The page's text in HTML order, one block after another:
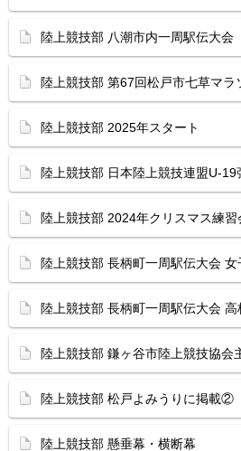
陸上競技部 八潮市内一周駅伝大会
陸上競技部 第67回松戸市七草マラ
陸上競技部 2025年スタート
陸上競技部 日本陸上競技連盟U-19
陸上競技部 2024年クリスマス練習
陸上競技部 長柄町一周駅伝大会
陸上競技部 長柄町一周駅伝大会
陸上競技部 鎌ヶ谷市陸上競技協会
陸上競技部 松戸よみうりに掲載②
陸上競技部 懸垂幕・横断幕